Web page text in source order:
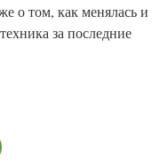
о том, как менялась и
за последние